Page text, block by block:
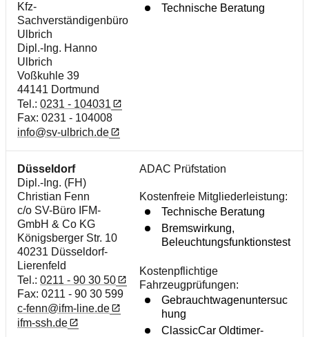
Kfz-
Sachverständigenbüro
Ulbrich
Dipl.-Ing. Hanno
Ulbrich
Voßkuhle 39
44141 Dortmund
Tel.: 0231 - 104031
Fax: 0231 - 104008
info@sv-ulbrich.de
Technische Beratung
Düsseldorf
Dipl.-Ing. (FH)
Christian Fenn
c/o SV-Büro IFM-
GmbH & Co KG
Königsberger Str. 10
40231 Düsseldorf-
Lierenfeld
Tel.: 0211 - 90 30 50
Fax: 0211 - 90 30 599
c-fenn@ifm-line.de
ifm-ssh.de
ADAC Prüfstation
Kostenfreie Mitgliederleistung:
Technische Beratung
Bremswirkung,
Beleuchtungsfunktionstest
Kostenpflichtige
Fahrzeugprüfungen:
Gebrauchtwagenuntersuc
hung
ClassicCar Oldtimer-